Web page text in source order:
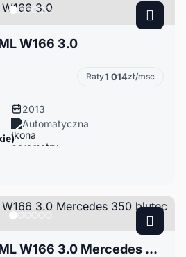
W166 3.0
Raty1 014zł/msc
2013
Automatyczna
Mercedes-Benz ML W166 3.0 Mercedes 350 blutec zamienię